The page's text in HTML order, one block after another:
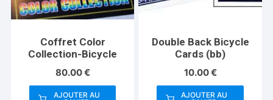
Coffret Color
Collection-Bicycle
80.00€
AJOUTER AU
Double Back Bicycle
Cards (bb)
10.00€
AJOUTER AU